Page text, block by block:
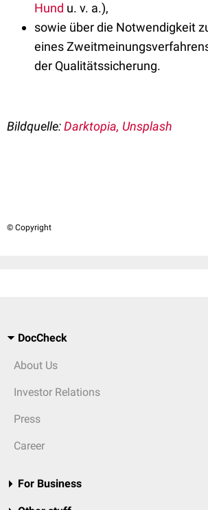
Hund u. v. a.),
sowie über die Notwendigkeit
eines
der Qualitätssicherung.
Bildquelle:Darktopia, Unsplash
© Copyright
DocCheck
About Us
Investor Relations
Press
Career
For Business